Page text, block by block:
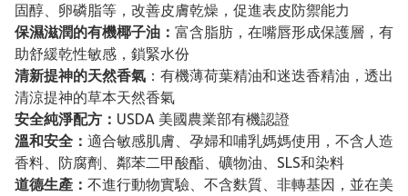
固醇、卵磷脂等，改善皮膚乾燥，促進表皮防禦能力
保濕滋潤的有機椰子油： 富含脂肪，在嘴唇形成保護層，有
助舒緩乾性敏感，鎖緊水份
清新提神的天然香氣 ：有機薄荷葉精油和迷迭香精油，透出
清涼提神的草本天然香氣
安全純淨配方： USDA 美國農業部有機認證
溫和安全： 適合敏感肌膚、孕婦和哺乳媽媽使用，不含人造
香料、防腐劑、鄰苯二甲酸酯、礦物油、SLS和染料
道德生產： 不進行動物實驗、不含麩質、非轉基因，並在美